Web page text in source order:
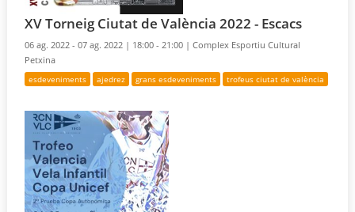
XV Torneig Ciutat de València 2022 - Escacs
06 ag. 2022 - 07 ag. 2022 | 18:00 - 21:00 |Complex Esportiu Cultural
Petxina
esdeveniments ajedrez grans esdeveniments trofeus ciutat de valència